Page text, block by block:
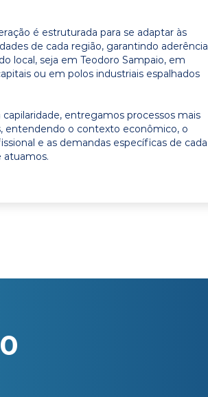
é estruturada para se adaptar às
de cada região, garantindo aderência
local, seja em Teodoro Sampaio, em
ou em polos industriais espalhados
capilaridade, entregamos processos mais
entendendo o contexto econômico, o
e as demandas específicas de cada
atuamos.